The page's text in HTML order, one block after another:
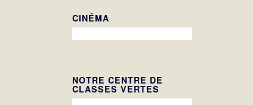
CINÉMA
NOTRE CENTRE DE
CLASSES VERTES